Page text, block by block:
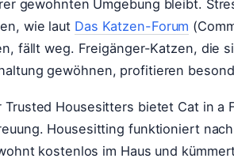
gewohnten Umgebung bleibt.
wie laut Das Katzen-Forum
fällt weg. Freigänger-Katzen, die
gewöhnen, profitieren
Trusted Housesitters bietet Cat in a
Housesitting funktioniert
kostenlos im Haus und